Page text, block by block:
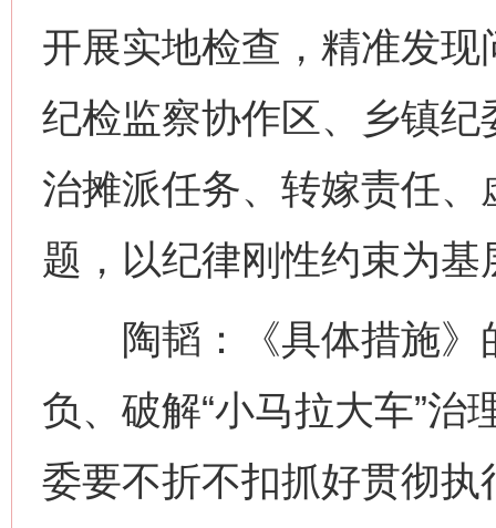
开展实地检查，精准发
纪检监察协作区、乡镇
治摊派任务、转嫁责任
题，以纪律刚性约束为基
陶韬：《具体措施》
负、破解“小马拉大车”
委要不折不扣抓好贯彻